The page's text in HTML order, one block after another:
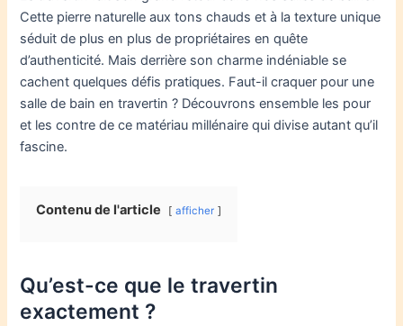
Cette pierre naturelle aux tons chauds et à la texture unique
séduit de plus en plus de propriétaires en quête
d’authenticité. Mais derrière son charme indéniable se
cachent quelques défis pratiques. Faut-il craquer pour une
salle de bain en travertin ? Découvrons ensemble les pour
et les contre de ce matériau millénaire qui divise autant qu’il
fascine.
Contenu de l'article afficher
Qu’est-ce que le travertin
exactement ?